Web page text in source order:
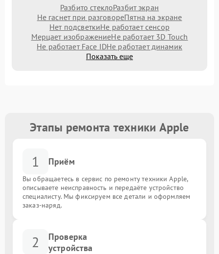
Разбито стеклоРазбит экран
Не гаснет при разговореПятна на экране
Нет подсветкиНе работает сенсор
Мерцает изображениеНе работает 3D Touch
Не работает Face IDНе работает динамик
Показать еще
Этапы ремонта техники Apple
1 Приём
Вы обращаетесь в сервис по ремонту техники Apple,
описываете неисправность и передаёте устройство
специалисту. Мы фиксируем все детали и оформляем
заказ-наряд.
2
Проверка
устройства